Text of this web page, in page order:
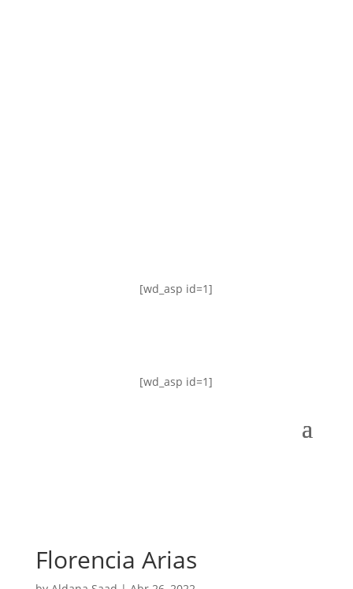
[wd_asp id=1]
[wd_asp id=1]
Florencia Arias